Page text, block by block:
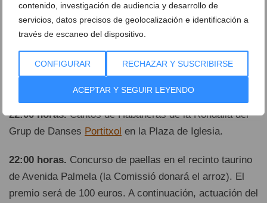
contenido, investigación de audiencia y desarrollo de
servicios, datos precisos de geolocalización e identificación a
través de escaneo del dispositivo.
CONFIGURAR RECHAZAR Y SUSCRIBIRSE
ACEPTAR Y SEGUIR LEYENDO
19:00 horas.Entrada de toros y vacas de la ganadería
Benavent. A continuación, concurso de ganadería con
Hnos. Cali.
21:45 horas.. Entrada de toros con la ganadería La
22:00 horas.Cantos de Habaneras de la Rondalla del
Grup de Danses Portitxol en la Plaza de Iglesia.
22:00 horas. Concurso de paellas en el recinto taurino
de Avenida Palmela (la Comissió donará el arroz). El
premio será de 100 euros. A continuación, actuación del